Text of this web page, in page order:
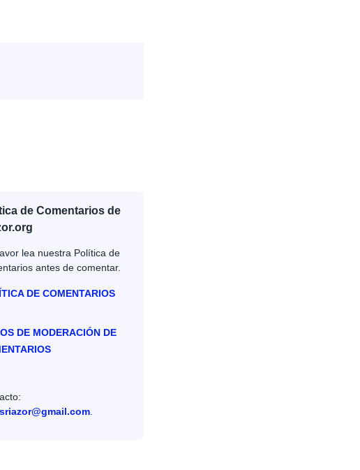
de Comentarios de
lea nuestra Política de
antes de comentar.
DE COMENTARIOS
DE MODERACIÓN DE
.